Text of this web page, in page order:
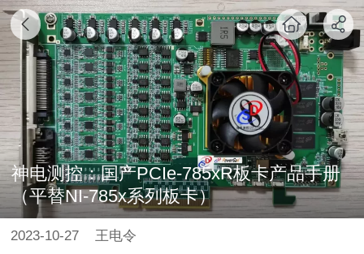
神电测控：国产PCIe-785xR板卡产品手册
（平替NI-785x系列板卡）
2023-10-27 王电令